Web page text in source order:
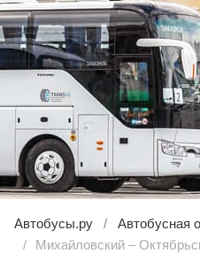
Автобусы.ру
Автобусная
Михайловский –